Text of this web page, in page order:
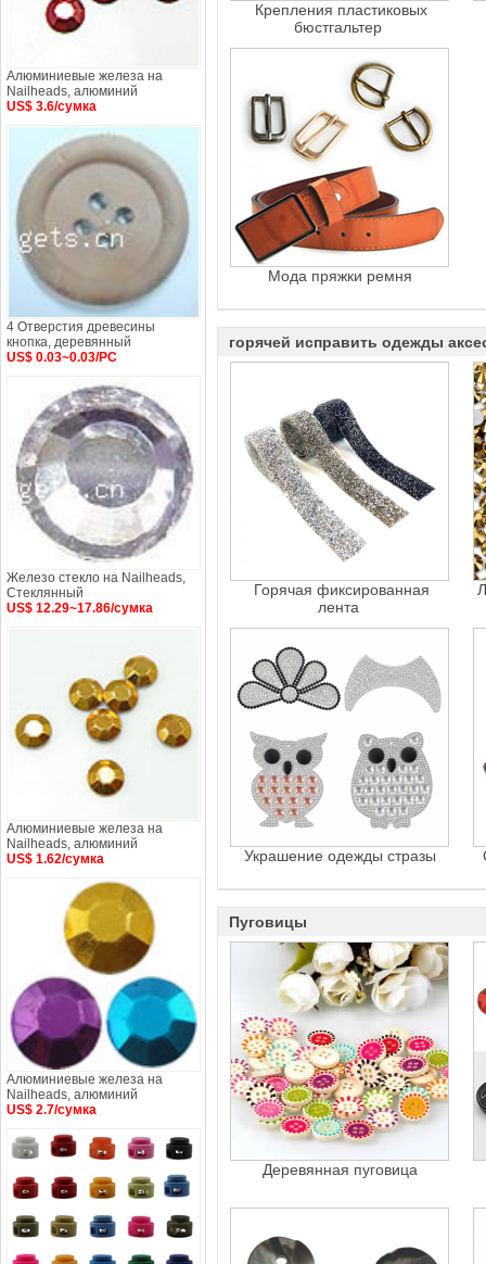
Крепления пластиковых
бюстгальтер
Мода пряжки ремня
горячей исправить одежды
Горячая фиксированная
лента
Украшение одежды стразы
Пуговицы
Деревянная пуговица
Алюминиевые железа на
Nailheads, алюминий
US$ 3.6/сумка
4 Отверстия древесины
кнопка, деревянный
US$ 0.03~0.03/PC
Железо стекло на Nailheads,
Стеклянный
US$ 12.29~17.86/сумка
Алюминиевые железа на
Nailheads, алюминий
US$ 1.62/сумка
Алюминиевые железа на
Nailheads, алюминий
US$ 2.7/сумка